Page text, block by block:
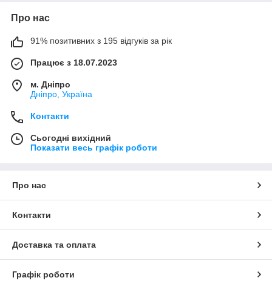
Про нас
91% позитивних з 195 відгуків за рік
Працює з 18.07.2023
м. Дніпро
Дніпро, Україна
Контакти
Сьогодні вихідний
Показати весь графік роботи
Про нас
Контакти
Доставка та оплата
Графік роботи